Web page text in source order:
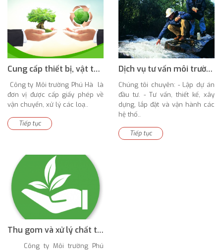
Cung cấp thiết bị, vật tư, xây dựng hệ thống và chuyển giao công nghệ ngành môi trường
Công ty Môi trường Phú Hà là
đơn vị được cấp giấy phép về
vận chuyển, xử lý các loạ..
Tiếp tục
Dịch vụ tư vấn môi trường
Chúng tôi chuyên: - Lập dự án
đầu tư. - Tư vấn, thiết kế, xây
dựng, lắp đặt và vận hành các
hệ thố..
Tiếp tục
Thu gom và xử lý chất thải công nghiệp
Công ty Môi trường Phú